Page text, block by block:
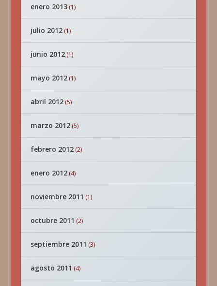
enero 2013(1)
julio 2012(1)
junio 2012(1)
mayo 2012(1)
abril 2012(5)
marzo 2012(5)
febrero 2012(2)
enero 2012(4)
noviembre 2011 (1)
octubre 2011 (2)
septiembre 2011 (3)
agosto 2011 (4)